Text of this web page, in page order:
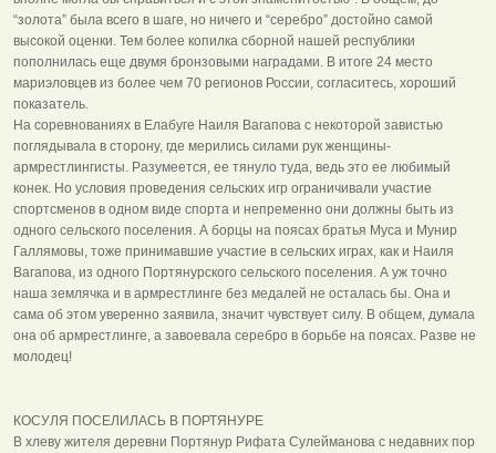
“золота” была всего в шаге, но ничего и “серебро” достойно самой
высокой оценки. Тем более копилка сборной нашей республики
пополнилась еще двумя бронзовыми наградами. В итоге 24 место
мариэловцев из более чем 70 регионов России, согласитесь, хороший
показатель.
На соревнованиях в Елабуге Наиля Вагапова с некоторой завистью
поглядывала в сторону, где мерились силами рук женщины-
армрестлингисты. Разумеется, ее тянуло туда, ведь это ее любимый
конек. Но условия проведения сельских игр ограничивали участие
спортсменов в одном виде спорта и непременно они должны быть из
одного сельского поселения. А борцы на поясах братья Муса и Мунир
Галлямовы, тоже принимавшие участие в сельских играх, как и Наиля
Вагапова, из одного Портянурского сельского поселения. А уж точно
наша землячка и в армрестлинге без медалей не осталась бы. Она и
сама об этом уверенно заявила, значит чувствует силу. В общем, думала
она об армрестлинге, а завоевала серебро в борьбе на поясах. Разве не
молодец!
КОСУЛЯ ПОСЕЛИЛАСЬ В ПОРТЯНУРЕ
В хлеву жителя деревни Портянур Рифата Сулейманова с недавних пор